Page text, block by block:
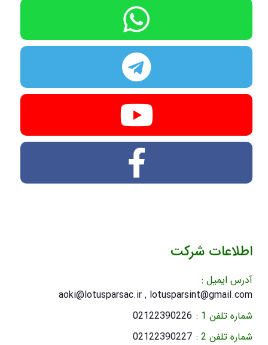
اطلاعات شرکت
آدرس ایمیل :
aoki@lotusparsac.ir , lotusparsint@gmail.com
شماره تلفن 1 :
02122390226
شماره تلفن 2 :
02122390227